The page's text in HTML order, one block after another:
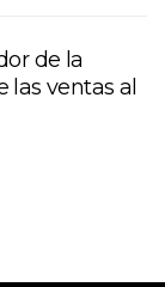
de la
las ventas al